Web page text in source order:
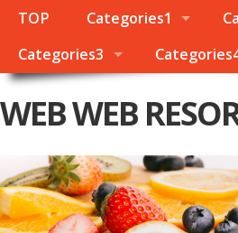
TOP Categories1
Categories3
WEB WEB